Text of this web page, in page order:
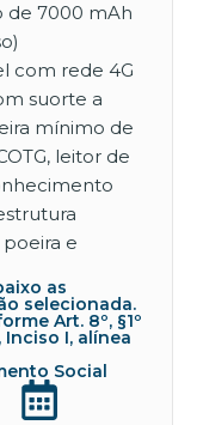
de 7000 mAh
com rede 4G
suorte a
mínimo de
leitor de
e
as
selecionada.
Art. 8º, §1º
Inciso I, alínea
Social